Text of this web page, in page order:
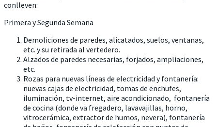
conlleven:
Primera y Segunda Semana
Demoliciones de paredes, alicatados, suelos, ventanas,
etc. y su retirada al vertedero.
Alzados de paredes necesarias, forjados, ampliaciones,
etc.
Rozas para nuevas líneas de electricidad y fontanería:
nuevas cajas de electricidad, tomas de enchufes,
iluminación, tv-internet, aire acondicionado, fontanería
de cocina (donde va fregadero, lavavajillas, horno,
vitrocerámica, extractor de humos, nevera), fontanería